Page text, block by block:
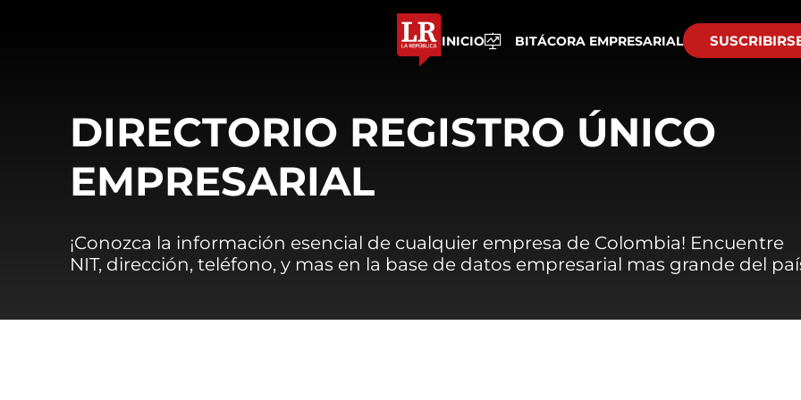
INICIO BITÁCORA EMPRESARIAL
DIRECTORIO REGISTRO ÚNICO
EMPRESARIAL
¡Conozca la información esencial de cualquier empresa de Colombia! Encuentre
NIT, dirección, teléfono, y mas en la base de datos empresarial mas grande del